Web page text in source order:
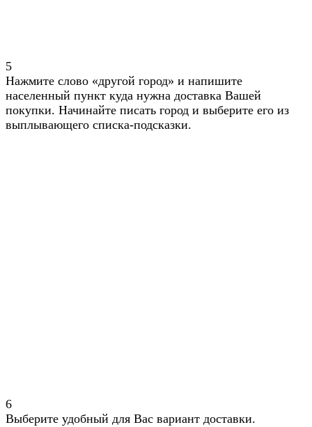
5
Нажмите слово «другой город» и напишите
населенный пункт куда нужна доставка Вашей
покупки. Начинайте писать город и выберите его из
выплывающего списка-подсказки.
6
Выберите удобный для Вас вариант доставки.